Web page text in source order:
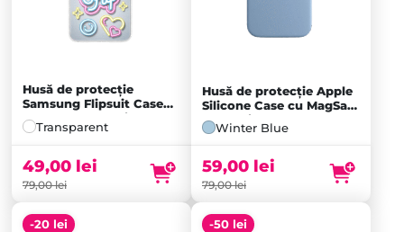
Husă de protecție
Samsung Flipsuit Case
pentru Galaxy Flip6,
Transparentă
Transparent
79,00lei
49,00 lei
Husă de protecție Apple
Silicone Case cu MagSafe
pentru iPhone 15 Plus,
Winter Blue
Winter Blue
79,00lei
59,00 lei
-20 lei -50 lei